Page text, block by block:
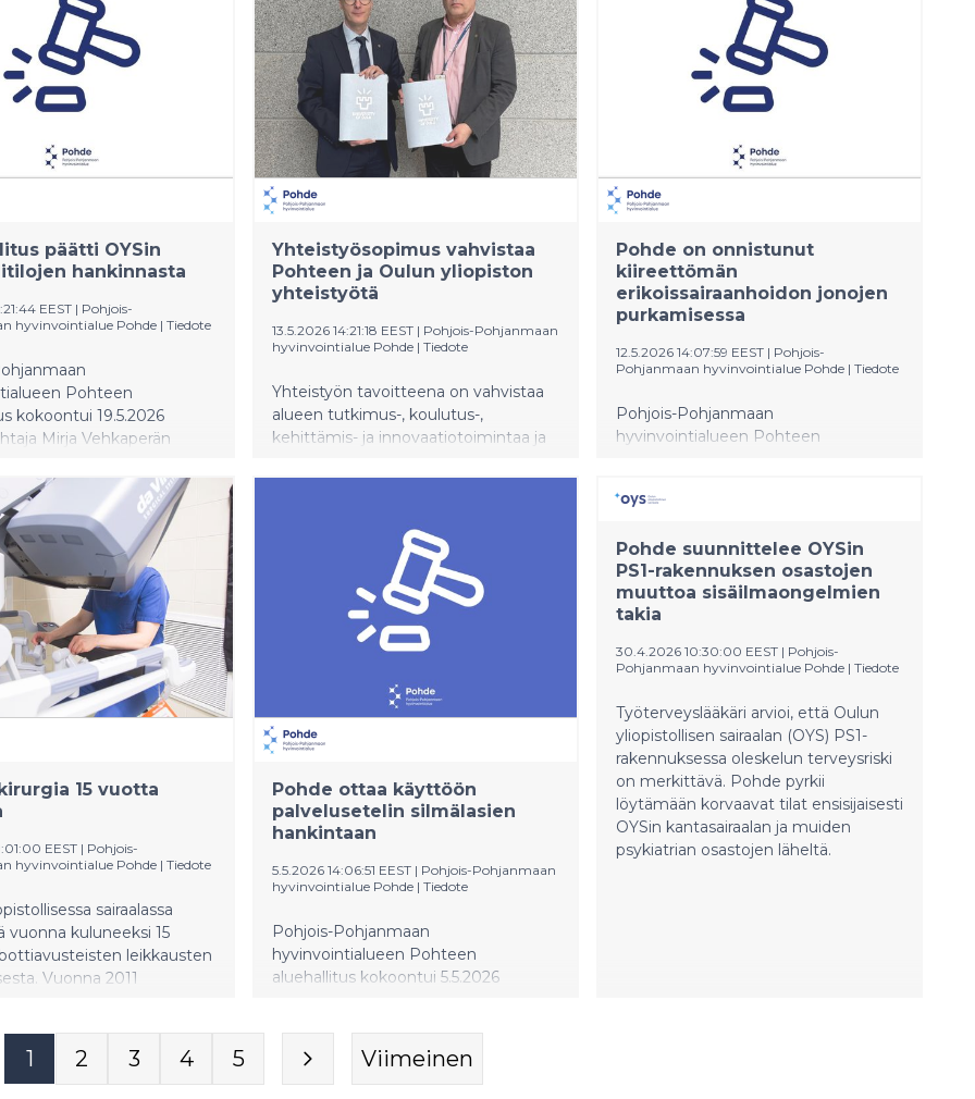
yhteydenottopyyntöihin.
toimintakertomuksen ja
tilinpäätöksen vuodelta 2025.
Talouden tilanne jatkuu tiukkana
myös kuluvana ja seuraavina vuosina.
päätti OYSin
hankinnasta
EEST | Pohjois-
hyvinvointialue Pohde | Tiedote
Pohteen
kokoontui 19.5.2026
Mirja Vehkaperän
korvaavien
hankinnassa.
Yhteistyösopimus vahvistaa
Pohteen ja Oulun yliopiston
yhteistyötä
13.5.2026 14:21:18 EEST | Pohjois-Pohjanmaan
hyvinvointialue Pohde | Tiedote
Yhteistyön tavoitteena on vahvistaa
alueen tutkimus-, koulutus-,
kehittämis- ja innovaatiotoimintaa ja
elinvoimaisuutta ja hyvinvointia.
Pohde on onnistunut
kiireettömän
erikoissairaanhoidon jonojen
purkamisessa
12.5.2026 14:07:59 EEST | Pohjois-
Pohjanmaan hyvinvointialue Pohde | Tiedote
Pohjois-Pohjanmaan
hyvinvointialueen Pohteen
johdolla. Kiireetöntä hoitoa yli kuusi
purettua lähes täysin. Määräaikaan
huhtikuun loppuun mennessä hoitoa
yli kuusi kuukautta odottaneita oli 46
eli 0,5 prosenttia jonottaneista.
pääsivät kolmen kuukauden
hoitoa jonottaneet.
15 vuotta
EEST | Pohjois-
hyvinvointialue Pohde | Tiedote
sairaalassa
vuonna kuluneeksi 15
leikkausten
Vuonna 2011
leikkaustoimintaa.
Pohde ottaa käyttöön
palvelusetelin silmälasien
hankintaan
5.5.2026 14:06:51 EEST | Pohjois-Pohjanmaan
hyvinvointialue Pohde | Tiedote
Pohjois-Pohjanmaan
hyvinvointialueen Pohteen
aluehallitus kokoontui 5.5.2026
otetaan käyttöön palveluseteli
silmälasien hankintaan.
Asumisyksikön vuokrasopimus
Pohde suunnittelee OYSin
PS1-rakennuksen osastojen
muuttoa sisäilmaongelmien
takia
30.4.2026 10:30:00 EEST | Pohjois-
Pohjanmaan hyvinvointialue Pohde | Tiedote
Työterveyslääkäri arvioi, että Oulun
yliopistollisen sairaalan (OYS) PS1-
rakennuksessa oleskelun terveysriski
on merkittävä. Pohde pyrkii
löytämään korvaavat tilat ensisijaisesti
OYSin kantasairaalan ja muiden
psykiatrian osastojen läheltä.
1 2 3 4 5 Viimeinen